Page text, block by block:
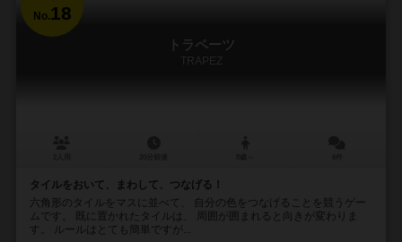
No.18
トラペーツ
TRAPEZ
タイルをおいて、まわして、つなげる！
六角形のタイルをマスに並べて、 自分の色をつなげることを競うゲー
ムです。 既に置かれたタイルは、 周囲が囲まれると向きが変わりま
す。 ルールはとても簡単ですが...